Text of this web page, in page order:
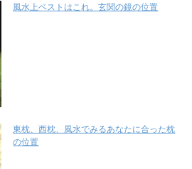
風水上ベストはこれ。玄関の鏡の位置
東枕、西枕、風水でみるあなたに合った枕
の位置